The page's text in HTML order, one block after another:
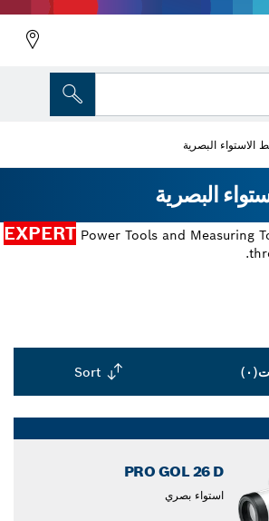
الاستواء البصرية
البصرية
EXPERT Power Tools and Measuring
.
(٠) Sort
closed
PRO GOL 26 D
استواء بصري